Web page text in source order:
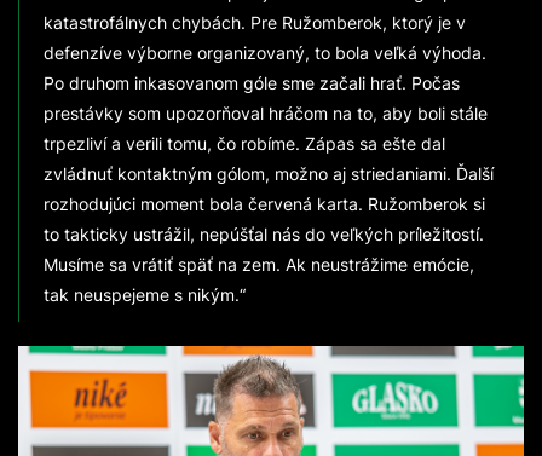
katastrofálnych chybách. Pre Ružomberok, ktorý je v
defenzíve výborne organizovaný, to bola veľká výhoda.
Po druhom inkasovanom góle sme začali hrať. Počas
prestávky som upozorňoval hráčom na to, aby boli stále
trpezliví a verili tomu, čo robíme. Zápas sa ešte dal
zvládnuť kontaktným gólom, možno aj striedaniami. Ďalší
rozhodujúci moment bola červená karta. Ružomberok si
to takticky ustrážil, nepúšťal nás do veľkých príležitostí.
Musíme sa vrátiť späť na zem. Ak neustrážime emócie,
tak neuspejeme s nikým.“